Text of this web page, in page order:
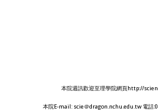
本院週訊歡迎至理學院網頁http://
本院E-mail: scie＠dragon.nchu.edu.tw 電話